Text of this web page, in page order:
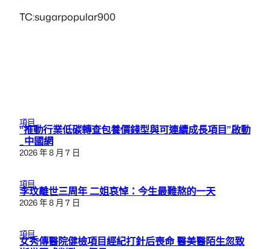
TC:sugarpopular900
項目
“推動行業低碳轉查包養價錢型與可連續成長項目”啟動
_中國網
2026 年 8 月 7 日
項目
李玟離世三周年 二姐哀悼：今生最難熬的一天
2026 年 8 月 7 日
項目
女秀傳醫院健檢項目經紀打針后喪命 醫美醫陌生忽致